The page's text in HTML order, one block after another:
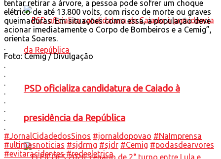
PSD oficializa candidatura de Caiado à
presidência da República
tentar retirar a árvore, a pessoa pode sofrer um choque
elétrico de até 13.800 volts, com risco de morte ou graves
queimaduras. Em situações como essa, a população deve
acionar imediatamente o Corpo de Bombeiros e a Cemig”,
orienta Soares.
.
Foto: Cemig / Divulgação
.
.
.
.
.
.
.
.
#JornalCidadedosSinos #jornaldopovao #NaImprensa
#ultimasnoticias #sjdrmg #sjdr #Cemig #podasdearvores
#evitaracidentes #redeeletrica